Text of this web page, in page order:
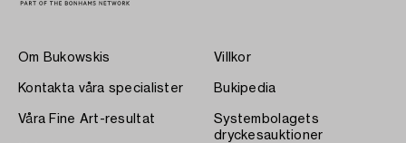
Om Bukowskis
Kontakta våra specialister
Våra Fine Art-resultat
Villkor
Bukipedia
Systembolagets
dryckesauktioner